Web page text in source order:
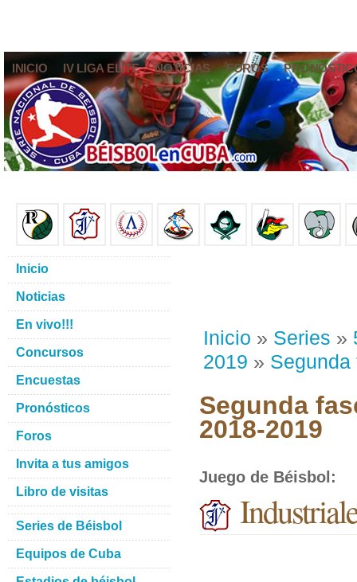
INICIO IV LIGA ELITE NOTICIAS FOROS
Inicio » Series »
2019 » Segunda
Segunda
2018-2019
Juego de Béisbol :
Inicio
Noticias
En vivo!!!
Concursos
Encuestas
Pronósticos
Foros
Invita a tus amigos
Libro de visitas
Series de Béisbol
Equipos de Cuba